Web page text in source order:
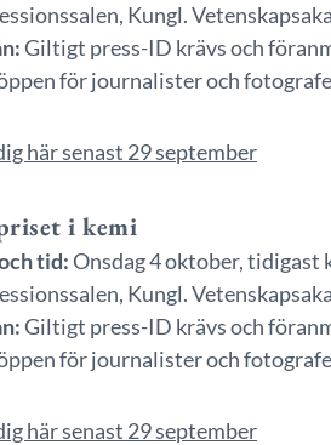
Kungl.
Giltigt press-ID krävs och
för journalister och
här senast 29 september
i kemi
tid:Onsdag 4 oktober, tidigast
Kungl.
Giltigt press-ID krävs och
för journalister och
här senast 29 september